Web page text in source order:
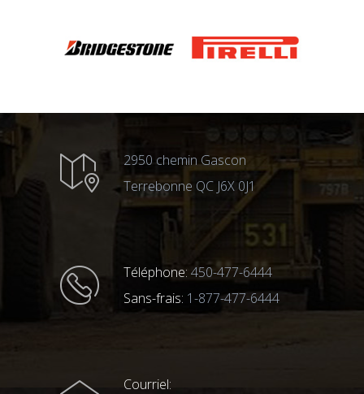
2950 chemin Gascon
Terrebonne QC J6X 0J1
Téléphone: 450-477-6444
Sans-frais: 1-877-477-6444
Courriel: